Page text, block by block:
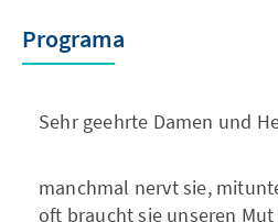
Programa
Sehr geehrte Damen und
manchmal nervt sie,
oft braucht sie unseren